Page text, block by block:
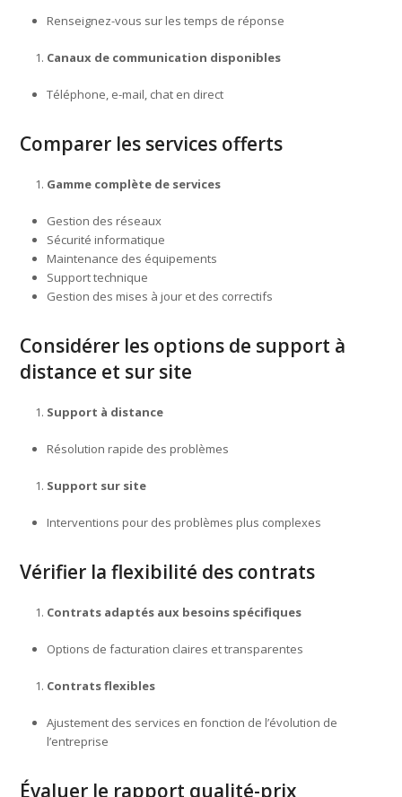
Renseignez-vous sur les temps de réponse
Canaux de communication disponibles
Téléphone, e-mail, chat en direct
Comparer les services offerts
Gamme complète de services
Gestion des réseaux
Sécurité informatique
Maintenance des équipements
Support technique
Gestion des mises à jour et des correctifs
Considérer les options de support à
distance et sur site
Support à distance
Résolution rapide des problèmes
Support sur site
Interventions pour des problèmes plus complexes
Vérifier la flexibilité des contrats
Contrats adaptés aux besoins spécifiques
Options de facturation claires et transparentes
Contrats flexibles
Ajustement des services en fonction de l’évolution de
l’entreprise
Évaluer le rapport qualité-prix